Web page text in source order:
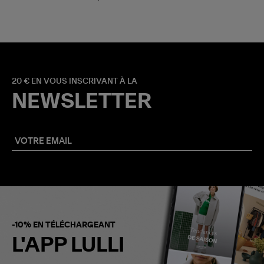
20 € EN VOUS INSCRIVANT À LA
NEWSLETTER
-10% EN TÉLÉCHARGEANT
L'APP LULLI